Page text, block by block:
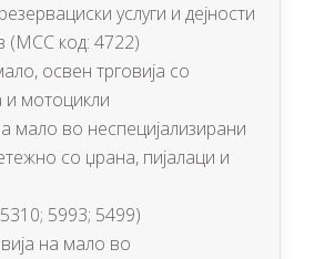
услуги и дејности
(МСС код: 4722)
освен трговија со
мотоцикли
мало во неспецијализирани
со џрана, пијалаци и
5993; 5499)
на мало во